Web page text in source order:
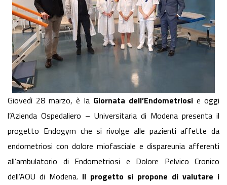
Giovedì 28 marzo, è la Giornata dell’Endometriosi e oggi
l’Azienda Ospedaliero – Universitaria di Modena presenta il
progetto Endogym che si rivolge alle pazienti affette da
endometriosi con dolore miofasciale e dispareunia afferenti
all’ambulatorio di Endometriosi e Dolore Pelvico Cronico
dell’AOU di Modena. Il progetto si propone di valutare i